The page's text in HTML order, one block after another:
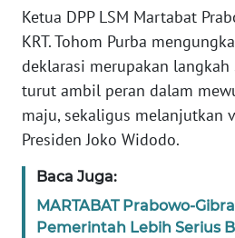
Ketua DPP LSM Martabat
KRT. Tohom Purba
deklarasi merupakan
turut ambil peran dalam
maju, sekaligus melanjutkan
Presiden Joko Widodo.
Baca Juga:
MARTABAT Prabowo-
Pemerintah Lebih Serius
KARIR
DISCLAIMER
Wahana
News
Regional
WN
SUMUT